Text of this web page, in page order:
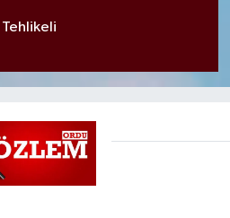
Tehlikeli